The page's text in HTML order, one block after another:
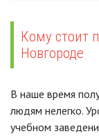
Кому стоит
Новгороде
В наше время
людям нелегко.
учебном